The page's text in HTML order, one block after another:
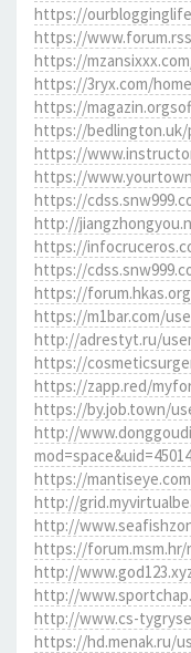
https://
https://
https://
https://3ryx.com/
https://
https://
https://
https://
https://
http://
https://
https://
https://
https://m1bar.com/
http://adrestyt.ru/
https://
https://zapp.red/
https://by.job.town/
http://
https://
http://
http://
https://forum.msm.hr/
http://
http://
http://www.cs-
https://hd.menak.ru/